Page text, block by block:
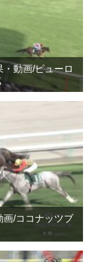
動画/ピューロ
画/ココナッツブ